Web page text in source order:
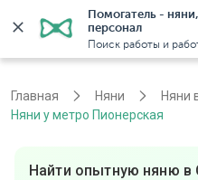
Помогатель -
персонал
Поиск работы и
Санкт-Петербург
Главная Няни
Няни
Няни у метро Пионерская
Найти опытную няню в